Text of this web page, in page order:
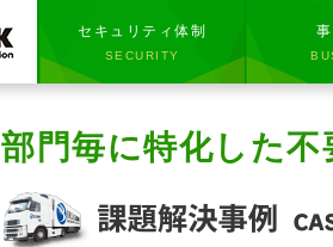
セキュリティ体制
SECURITY
部門毎に特化した